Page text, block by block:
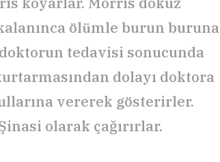
ölümle burun buruna
tedavisi sonucunda
dolayı doktora
vererek gösterirler.
olarak çağırırlar.